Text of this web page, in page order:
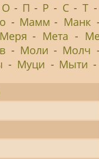
О - П - Р - С - Т -
- Мамм - Манк -
Меря - Мета -
- Моли - Молч -
- Муци - Мыти -